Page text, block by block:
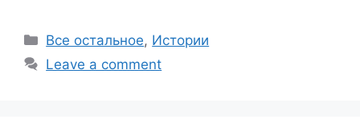
Categories
Все остальное, Истории
Leave a comment